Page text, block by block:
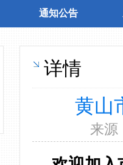
通知公告
详情
黄山
来源